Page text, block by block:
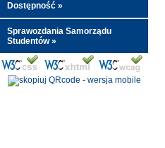
Dostępność »
Sprawozdania Samorządu
Studentów»